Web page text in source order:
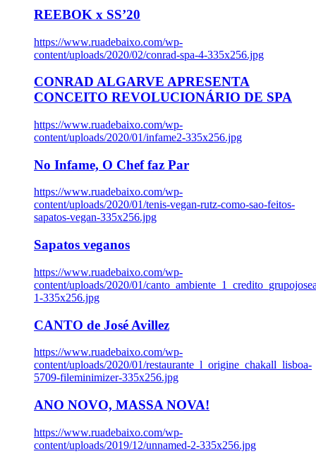
REEBOK x SS’20
https://www.ruadebaixo.com/wp-
content/uploads/2020/02/conrad-spa-4-335x256.jpg
CONRAD ALGARVE APRESENTA
CONCEITO REVOLUCIONÁRIO DE SPA
https://www.ruadebaixo.com/wp-
content/uploads/2020/01/infame2-335x256.jpg
No Infame, O Chef faz Par
https://www.ruadebaixo.com/wp-
content/uploads/2020/01/tenis-vegan-rutz-como-sao-feitos-
sapatos-vegan-335x256.jpg
Sapatos veganos
https://www.ruadebaixo.com/wp-
content/uploads/2020/01/
1-335x256.jpg
CANTO de José Avillez
https://www.ruadebaixo.com/wp-
content/uploads/2020/01/restaurante_l_origine_chakall_lisboa-
5709-fileminimizer-335x256.jpg
ANO NOVO, MASSA NOVA!
https://www.ruadebaixo.com/wp-
content/uploads/2019/12/unnamed-2-335x256.jpg